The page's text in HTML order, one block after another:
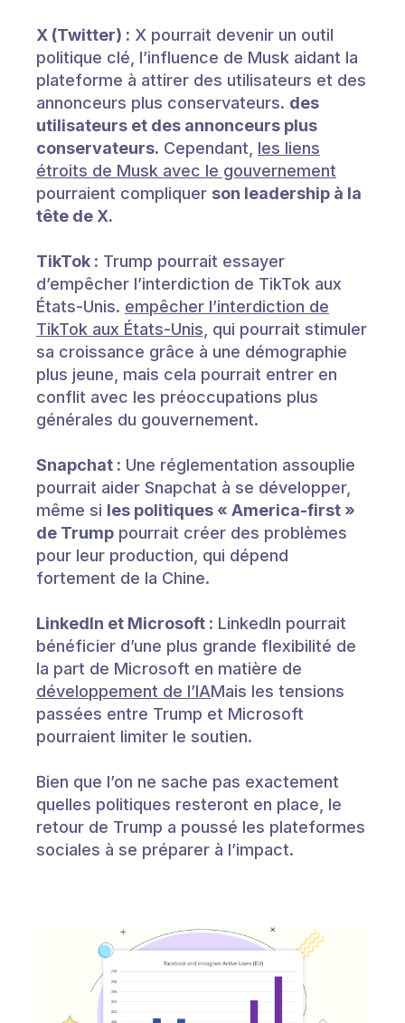
X (Twitter) : X pourrait devenir un outil
politique clé, l’influence de Musk aidant la
plateforme à attirer des utilisateurs et des
annonceurs plus conservateurs. des
utilisateurs et des annonceurs plus
conservateurs. Cependant, les liens
étroits de Musk avec le gouvernement
pourraient compliquer son leadership à la
tête de X.
TikTok : Trump pourrait essayer
d’empêcher l’interdiction de TikTok aux
États-Unis. empêcher l’interdiction de
TikTok aux États-Unis, qui pourrait stimuler
sa croissance grâce à une démographie
plus jeune, mais cela pourrait entrer en
conflit avec les préoccupations plus
générales du gouvernement.
Snapchat : Une réglementation assouplie
pourrait aider Snapchat à se développer,
même si les politiques « America-first »
de Trump pourrait créer des problèmes
pour leur production, qui dépend
fortement de la Chine.
LinkedIn et Microsoft : LinkedIn pourrait
bénéficier d’une plus grande flexibilité de
la part de Microsoft en matière de
développement de l’IAMais les tensions
passées entre Trump et Microsoft
pourraient limiter le soutien.
Bien que l’on ne sache pas exactement
quelles politiques resteront en place, le
retour de Trump a poussé les plateformes
sociales à se préparer à l’impact.